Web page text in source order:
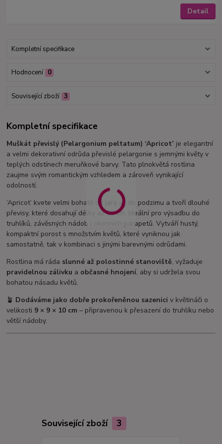
Detail
Kompletní specifikace
Hodnocení 0
Související zboží 3
Kompletní specifikace
Muškát převislý (Pelargonium peltatum) ‘Apricot’ je elegantní
a velmi dekorativní odrůda převislé pelargonie s jemnými květy v
teplých odstínech meruňkové barvy. Tato plnokvětá rostlina
zaujme svým romantickým vzhledem a zároveň vynikající
odolností.
‘Apricot’ kvete velmi bohatě od jara až do podzimu a tvoří dlouhé
převisy, které dosahují délky až 50 cm. Ideální pro výsadbu do
truhlíků, závěsných nádob i okenních parapetů. Vytváří hustý,
kompaktní porost s množstvím květů, které vyniknou jak
samostatně, tak v kombinaci s jinými barevnými odrůdami.
Rostlina má ráda slunné až polostinné stanoviště, vyžaduje
pravidelnou zálivku a občasné hnojení, aby si udržela svou
bohatou násadu květů.
🪴 Dodáváme jako dobře prokořeněnou sazenici v květináči o
velikosti 9 × 9 × 10 cm – připravenou k přesazení do truhlíku nebo
větší nádoby.
Související zboží 3